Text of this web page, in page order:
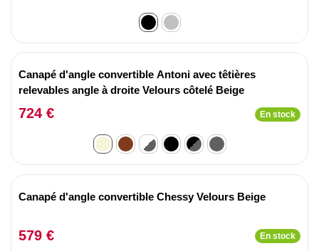
Canapé d'angle convertible Antoni avec têtières
relevables angle à droite Velours côtelé Beige
724 € En stock
Canapé d'angle convertible Chessy Velours Beige
579 € En stock